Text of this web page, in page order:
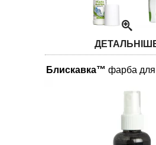
Блискавка™ фарба